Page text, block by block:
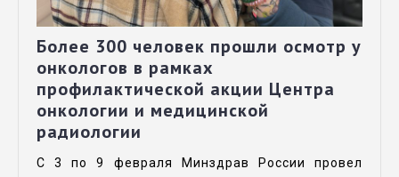
Более 300 человек прошли осмотр у
онкологов в рамках
профилактической акции Центра
онкологии и медицинской
радиологии
С 3 по 9 февраля Минздрав России провел